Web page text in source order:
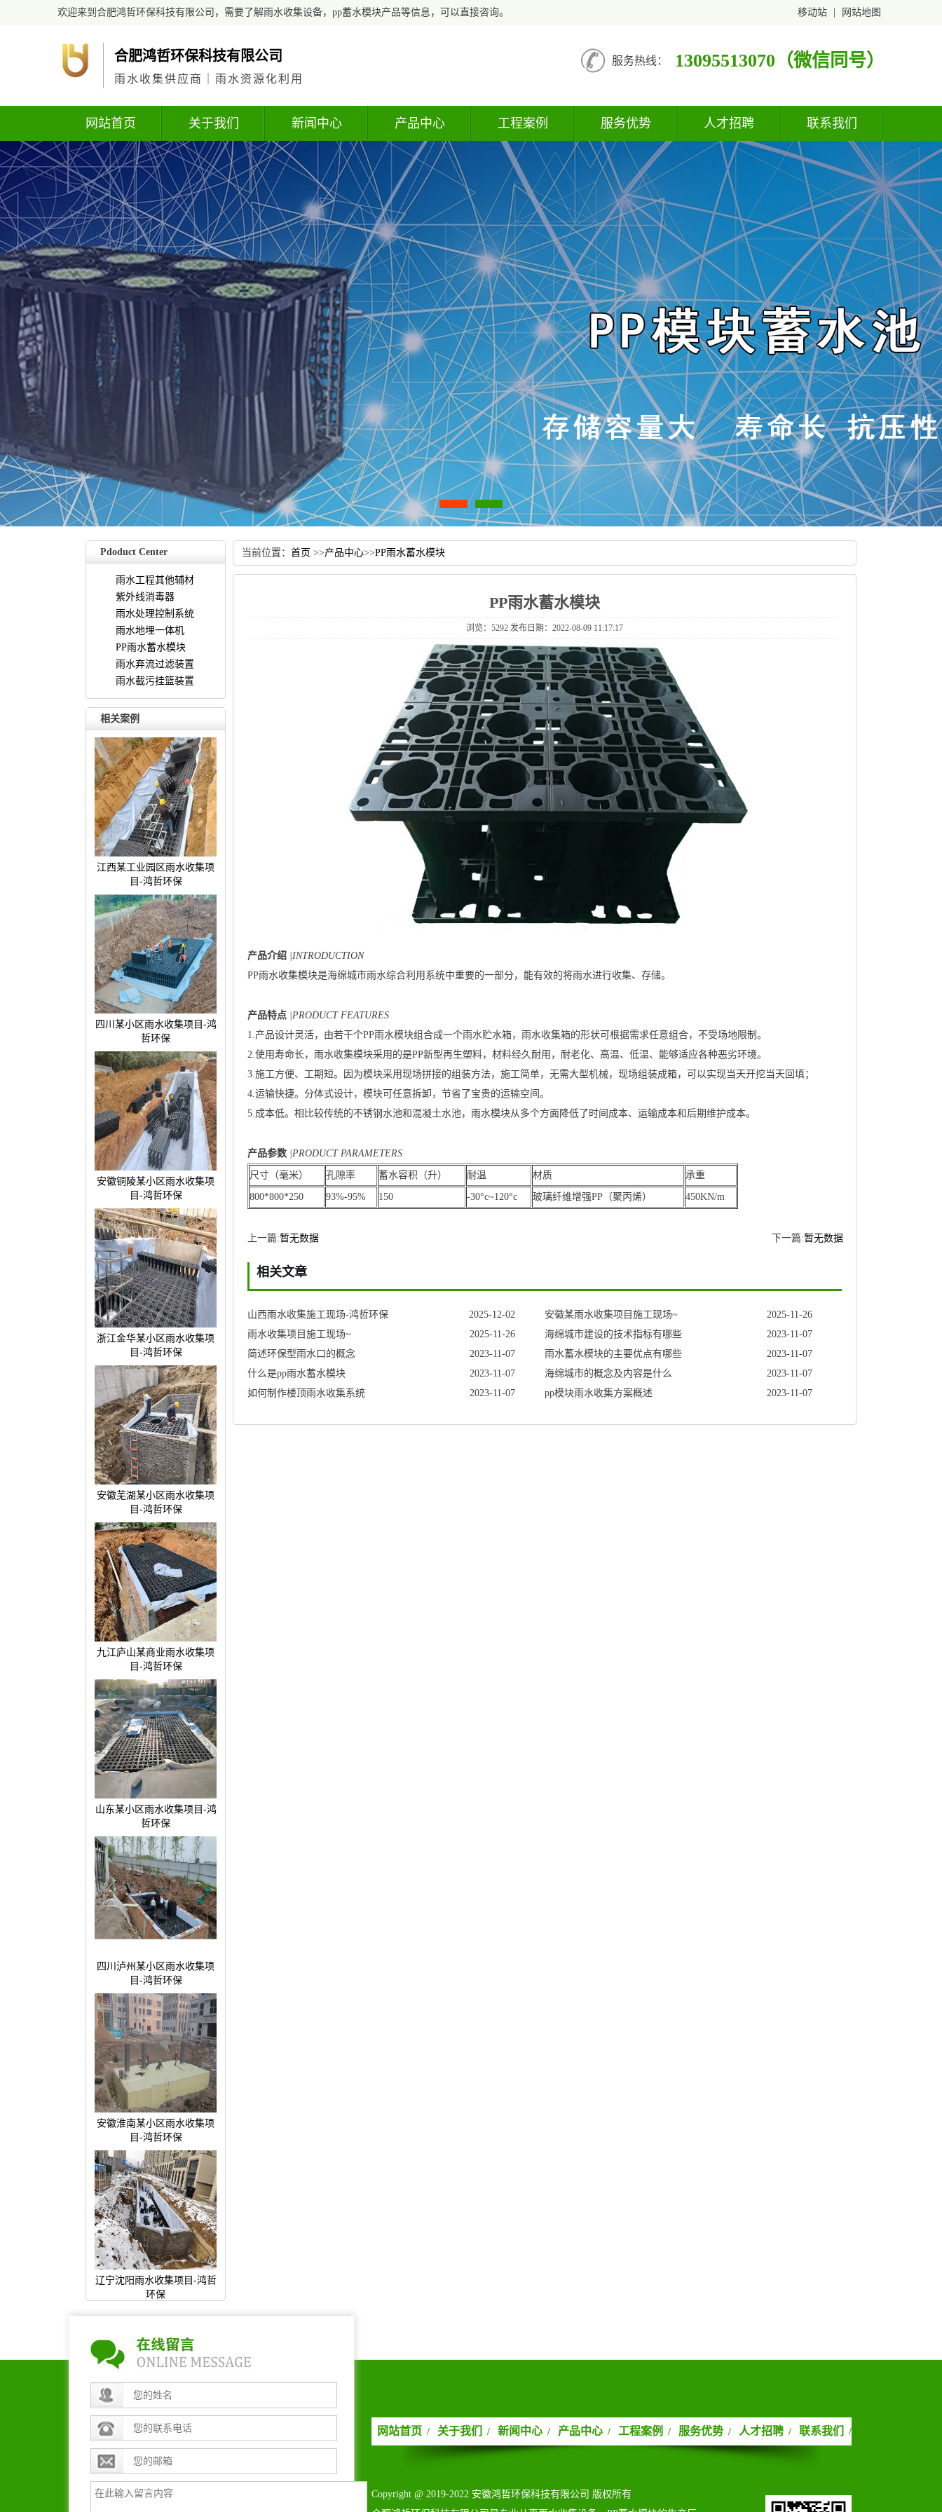
欢迎来到合肥鸿哲环保科技有限公司，需要了解雨水收集设备，pp蓄水模块产品等信息，可以直接咨询。 移动站 网站地图
合肥鸿哲环保科技有限公司
雨水收集供应商｜雨水资源化利用
服务热线： 13095513070（微信同号）
网站首页 关于我们 新闻中心 产品中心 工程案例 服务优势 人才招聘 联系我们
PdoductCenter
雨水工程其他辅材
紫外线消毒器
雨水处理控制系统
雨水地埋一体机
PP雨水蓄水模块
雨水弃流过滤装置
雨水截污挂篮装置
相关案例
江西某工业园区雨水收集项
目-鸿哲环保
四川某小区雨水收集项目-鸿
哲环保
安徽铜陵某小区雨水收集项
目-鸿哲环保
浙江金华某小区雨水收集项
目-鸿哲环保
安徽芜湖某小区雨水收集项
目-鸿哲环保
九江庐山某商业雨水收集项
目-鸿哲环保
山东某小区雨水收集项目-鸿
哲环保
四川泸州某小区雨水收集项
目-鸿哲环保
安徽淮南某小区雨水收集项
目-鸿哲环保
辽宁沈阳雨水收集项目-鸿哲
环保
当前位置： 首页 >>产品中心>>PP雨水蓄水模块
PP雨水蓄水模块
浏览：5292发布日期：2022-08-0911:17:17
产品介绍 |INTRODUCTION
PP雨水收集模块是海绵城市雨水综合利用系统中重要的一部分，能有效的将雨水进行收集、存储。
产品特点 |PRODUCTFEATURES
1.产品设计灵活，由若干个PP雨水模块组合成一个雨水贮水箱，雨水收集箱的形状可根据需求任意组合，不受场地限制。
2.使用寿命长，雨水收集模块采用的是PP新型再生塑料，材料经久耐用，耐老化、高温、低温、能够适应各种恶劣环境。
3.施工方便、工期短。因为模块采用现场拼接的组装方法，施工简单，无需大型机械，现场组装成箱，可以实现当天开挖当天回填；
4.运输快捷。分体式设计，模块可任意拆卸，节省了宝贵的运输空间。
5.成本低。相比较传统的不锈钢水池和混凝土水池，雨水模块从多个方面降低了时间成本、运输成本和后期维护成本。
产品参数 |PRODUCTPARAMETERS
尺寸（毫米） 孔隙率 蓄水容积（升） 耐温 材质 承重
800*800*250 93%-95% 150 -30°c~120°c 玻璃纤维增强PP（聚丙烯） 450KN/m
上一篇:暂无数据 下一篇:暂无数据
相关文章
山西雨水收集施工现场-鸿哲环保 2025-12-02 安徽某雨水收集项目施工现场~
2025-11-26
雨水收集项目施工现场~
2025-11-26 海绵城市建设的技术指标有哪些
2023-11-07
简述环保型雨水口的概念
2023-11-07 雨水蓄水模块的主要优点有哪些
2023-11-07
什么是pp雨水蓄水模块
2023-11-07 海绵城市的概念及内容是什么
2023-11-07
如何制作楼顶雨水收集系统
2023-11-07 pp模块雨水收集方案概述 2023-11-07
网站首页 / 关于我们 / 新闻中心 / 产品中心 / 工程案例 / 服务优势 / 人才招聘 / 联系我们 /
Copyright@2019-2022安徽鸿哲环保科技有限公司版权所有